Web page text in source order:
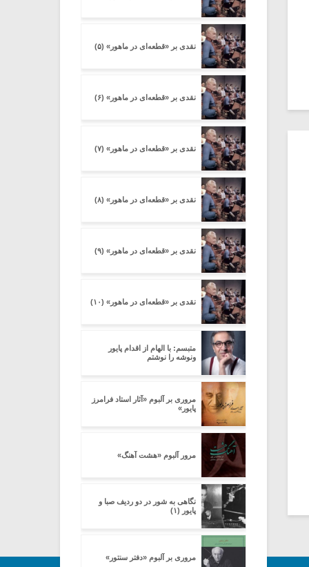
نقدی بر «قطعه‌ای در ماهور» (۵)
نقدی بر «قطعه‌ای در ماهور» (۶)
نقدی بر «قطعه‌ای در ماهور» (۷)
نقدی بر «قطعه‌ای در ماهور» (۸)
نقدی بر «قطعه‌ای در ماهور» (۹)
نقدی بر «قطعه‌ای در ماهور» (۱۰)
متبسم: با الهام از اقدام پایور
ونوشه را نوشتم
مروری بر آلبوم «آثار استاد فرامرز
پایور»
مرور آلبوم «هشت آهنگ»
نگاهی به شور در دو ردیف صبا و
پایور (۱)
مروری بر آلبوم «دفتر سنتور»